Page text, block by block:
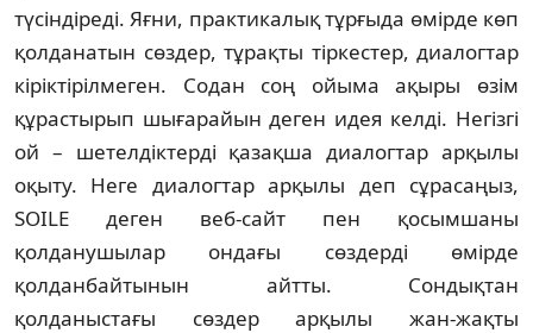
түсіндіреді. Яғни, практикалық тұрғыда өмірде көп
қолданатын сөздер, тұрақты тіркестер, диалогтар
кіріктірілмеген. Содан соң ойыма ақыры өзім
құрастырып шығарайын деген идея келді. Негізгі
ой – шетелдіктерді қазақша диалогтар арқылы
оқыту. Неге диалогтар арқылы деп сұрасаңыз,
SOILE деген веб-сайт пен қосымшаны
қолданушылар ондағы сөздерді өмірде
қолданбайтынын айтты. Сондықтан
қолданыстағы сөздер арқылы жан-жақты